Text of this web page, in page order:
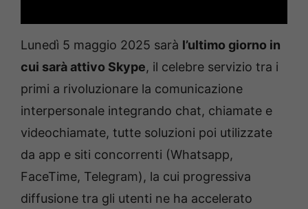
Lunedì 5 maggio 2025 sarà l’ultimo giorno in
cui sarà attivo Skype, il celebre servizio tra i
primi a rivoluzionare la comunicazione
interpersonale integrando chat, chiamate e
videochiamate, tutte soluzioni poi utilizzate
da app e siti concorrenti (Whatsapp,
FaceTime, Telegram), la cui progressiva
diffusione tra gli utenti ne ha accelerato